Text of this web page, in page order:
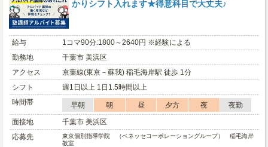
かりシフト入れます★得意科目で大丈夫♪
給与
1コマ90分:1800～2640円 ※経験による
勤務地
千葉市 美浜区
アクセス
京葉線(東京－蘇我) 稲毛海岸駅 徒歩 1分
シフト
週1日以上 1日1.5時間以上
時間帯
早朝 朝 昼 夕方 夜
夜勤
面接地
千葉市 美浜区
応募先
東京個別指導学院 （ベネッセコーポレーショングループ） 稲毛海岸
教室